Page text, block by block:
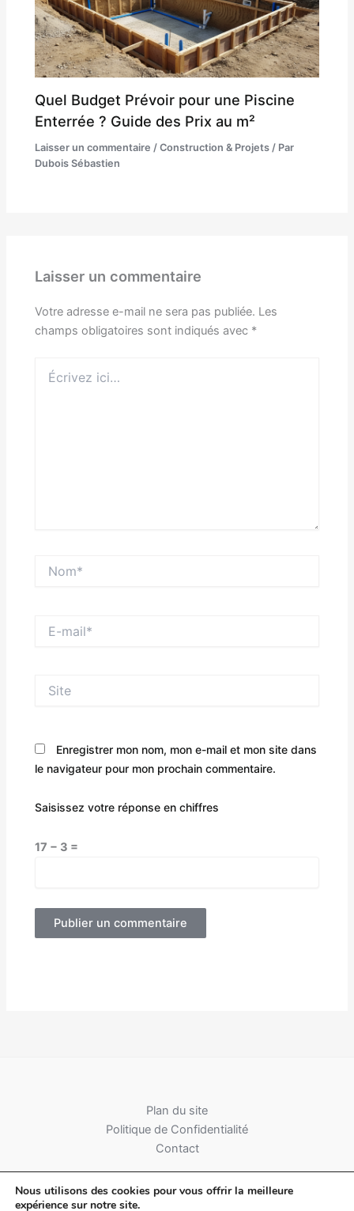
Quel Budget Prévoir pour une Piscine
Enterrée ? Guide des Prix au m²
Laisser un commentaire /Construction & Projets / Par
Dubois Sébastien
Laisser un commentaire
Votre adresse e-mail ne sera pas publiée. Les
champs obligatoires sont indiqués avec *
ici…
mail*
Enregistrer mon nom, mon e-mail et mon site dans
le navigateur pour mon prochain commentaire.
Saisissez votre réponse en chiffres
17 − 3 =
Plan du site
Politique de Confidentialité
Contact
Nous utilisons des cookies pour vous offrir la meilleure
expérience sur notre site.